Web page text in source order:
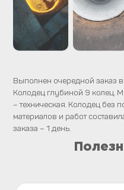
Выполнен очередной заказ
Колодец глубиной 9 колец.
– техническая. Колодец без
материалов и работ
заказа – 1 день.